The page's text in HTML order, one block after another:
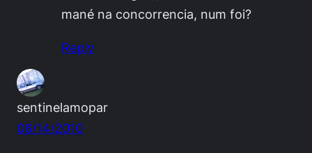
mané na concorrencia, num foi?
Reply
sentinelamopar
06/14/2010